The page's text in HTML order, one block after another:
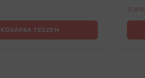
KOSÁRBA TESZEM